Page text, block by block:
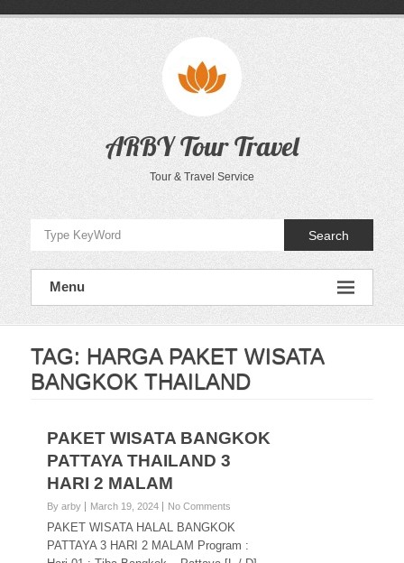
ARBY Tour Travel
Tour & Travel Service
Search
Menu
TAG: HARGA PAKET WISATA
BANGKOK THAILAND
PAKET WISATA BANGKOK
PATTAYA THAILAND 3
HARI 2 MALAM
By arby March 19, 2024 No Comments
PAKET WISATA HALAL BANGKOK
PATTAYA 3 HARI 2 MALAM Program :